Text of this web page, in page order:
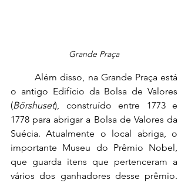
Grande Praça
Além disso, na Grande Praça está
o antigo Edifício da Bolsa de Valores
(Börshuset), construído entre 1773 e
1778 para abrigar a Bolsa de Valores da
Suécia. Atualmente o local abriga, o
importante Museu do Prêmio Nobel,
que guarda itens que pertenceram a
vários dos ganhadores desse prêmio.